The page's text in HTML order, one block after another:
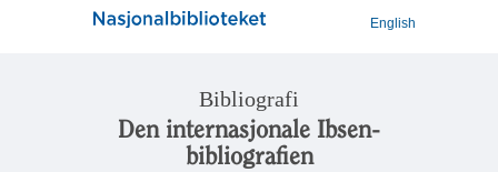
English
Bibliografi
Den internasjonale Ibsen-
bibliografien